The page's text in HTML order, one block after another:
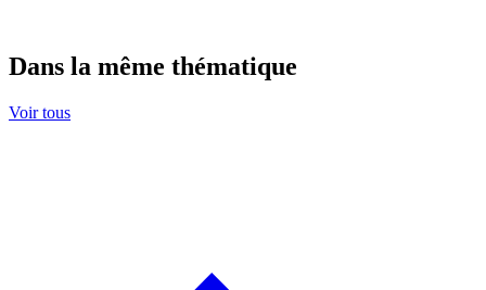
Dans la même thématique
Voir tous